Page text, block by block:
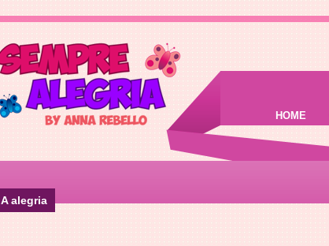
HOME
A alegria